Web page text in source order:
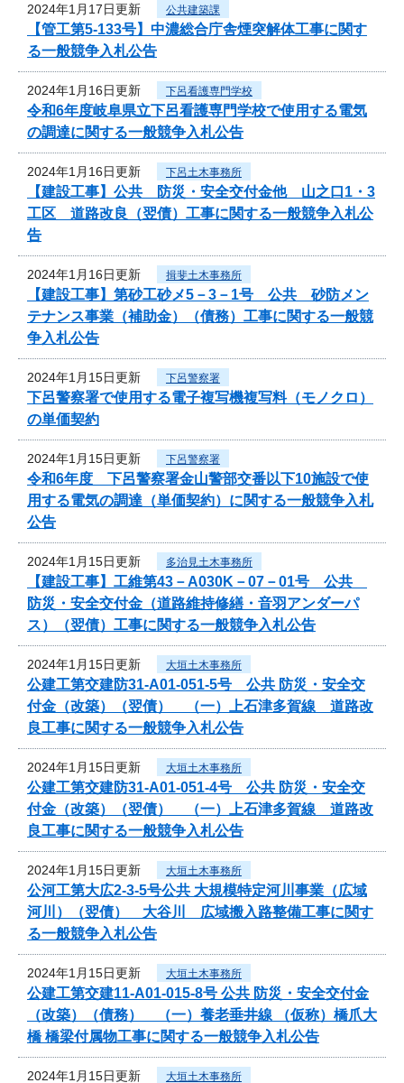
2024年1月17日更新 公共建築課
【管工第5-133号】中濃総合庁舎煙突解体工事に関す
る一般競争入札公告
2024年1月16日更新 下呂看護専門学校
令和6年度岐阜県立下呂看護専門学校で使用する電気
の調達に関する一般競争入札公告
2024年1月16日更新 下呂土木事務所
【建設工事】公共 防災・安全交付金他 山之口1・3
工区 道路改良（翌債）工事に関する一般競争入札公
告
2024年1月16日更新 揖斐土木事務所
【建設工事】第砂工砂メ5－3－1号 公共 砂防メン
テナンス事業（補助金）（債務）工事に関する一般競
争入札公告
2024年1月15日更新 下呂警察署
下呂警察署で使用する電子複写機複写料（モノクロ）
の単価契約
2024年1月15日更新 下呂警察署
令和6年度 下呂警察署金山警部交番以下10施設で使
用する電気の調達（単価契約）に関する一般競争入札
公告
2024年1月15日更新 多治見土木事務所
【建設工事】工維第43－A030K－07－01号 公共
防災・安全交付金（道路維持修繕・音羽アンダーパ
ス）（翌債）工事に関する一般競争入札公告
2024年1月15日更新 大垣土木事務所
公建工第交建防31-A01-051-5号 公共 防災・安全交
付金（改築）（翌債） （一）上石津多賀線 道路改
良工事に関する一般競争入札公告
2024年1月15日更新 大垣土木事務所
公建工第交建防31-A01-051-4号 公共 防災・安全交
付金（改築）（翌債） （一）上石津多賀線 道路改
良工事に関する一般競争入札公告
2024年1月15日更新 大垣土木事務所
公河工第大広2-3-5号公共 大規模特定河川事業（広域
河川）（翌債） 大谷川 広域搬入路整備工事に関す
る一般競争入札公告
2024年1月15日更新 大垣土木事務所
公建工第交建11-A01-015-8号 公共 防災・安全交付金
（改築）（債務） （一）養老垂井線 （仮称）橋爪大
橋 橋梁付属物工事に関する一般競争入札公告
2024年1月15日更新 大垣土木事務所